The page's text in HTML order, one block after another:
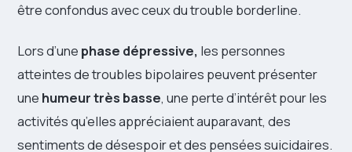
être confondus avec ceux du trouble borderline.
Lors d’une phase dépressive, les personnes
atteintes de troubles bipolaires peuvent présenter
une humeur très basse, une perte d’intérêt pour les
activités qu’elles appréciaient auparavant, des
sentiments de désespoir et des pensées suicidaires.